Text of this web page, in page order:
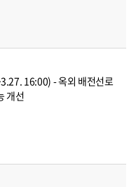
16:00) - 옥외 배전선로
개선